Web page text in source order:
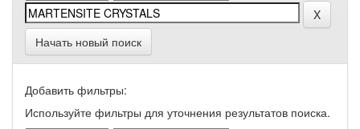
Начать новый поиск
Добавить фильтры:
Используйте фильтры для уточнения результатов поиска.